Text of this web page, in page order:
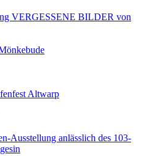
VERGESSENE BILDER von
Altwarp
Ausstellung anlässlich des 103-